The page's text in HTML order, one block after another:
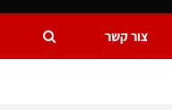
צור קשר